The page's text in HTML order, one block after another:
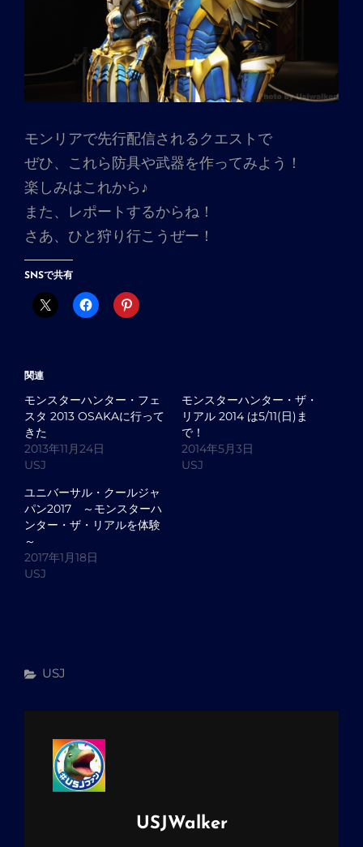
モンリアで先行配信されるクエストで
ぜひ、これら防具や武器を作ってみよう！
楽しみはこれから♪
また、レポートするからね！
さあ、ひと狩り行こうぜー！
SNSで共有
関連
モンスターハンター・フェ
スタ 2013 OSAKAに行って
きた
2013年11月24日
USJ
モンスターハンター・ザ・
リアル 2014 は5/11(日)ま
で！
2014年5月3日
USJ
ユニバーサル・クールジャ
パン2017 ～モンスターハ
ンター・ザ・リアルを体験
～
2017年1月18日
USJ
カ
ゴ
ー
USJ
投
USJWalker